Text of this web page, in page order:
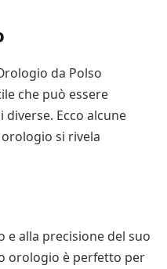
da Polso
che può essere
Ecco alcune
si rivela
e alla precisione del suo
orologio è perfetto per